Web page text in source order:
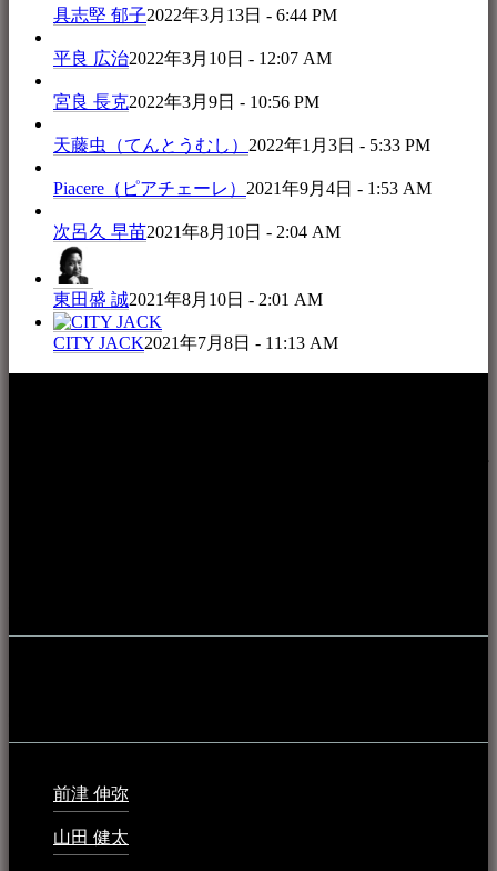
具志堅 郁子2022年3月13日 - 6:44 PM
平良 広治2022年3月10日 - 12:07 AM
宮良 長克2022年3月9日 - 10:56 PM
天藤虫（てんとうむし） 2022年1月3日 - 5:33 PM
Piacere（ピアチェーレ） 2021年9月4日 - 1:53 AM
次呂久 早苗2021年8月10日 - 2:04 AM
東田盛 誠2021年8月10日 - 2:01 AM
CITY JACK2021年7月8日 - 11:13 AM
前津 伸弥
山田 健太